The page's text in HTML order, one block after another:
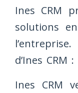
Ines CRM
solutions
d’Ines CRM :
Ines CRM